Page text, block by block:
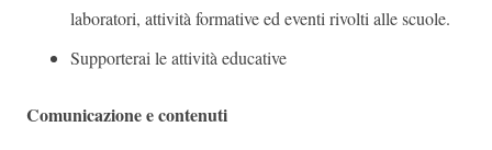
laboratori, attività formative ed eventi rivolti alle scuole.
Supporterai le attività educative
Comunicazione e contenuti